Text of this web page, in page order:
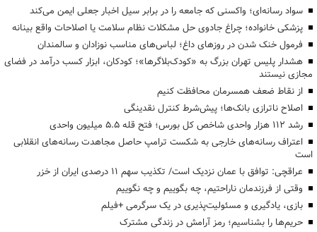
سواد رسانه‌ای؛ واکسنی که جامعه را در برابر سیل اخبار جعلی ایمن می‌کند
پزشکی خانواده؛ چراغ جادوی حل مشکلات نظام سلامت یا اصلاحات واقع بینانه
فرمول خنک شدن در روزهای داغ؛ لباس‌های مناسب نوزادان و سالمندان
هشدار پلیس تهران بزرگ به «کودک‌بلاگرها»؛ کودکان، ابزار کسب درآمد در فضای
مجازی نیستند
از نقاط ضعف همسرمان محافظت کنیم
اصلاح ناترازی بانک‌ها؛ پیش‌شرط کنترل نقدینگی
رشد ۱۱۲ هزار واحدی شاخص کل بورس؛ فتح قله ۵.۵ میلیون واحدی
اعتراف رسانه‌های خارجی به شکست ترامپ حاصل مجاهدت رسانه‌های انقلابی
است
عراقچی: توافق با عمان نزدیک است/ تکذیب سهم ۱۱ درصدی ایران از خزر
وقتی از فرزندمان ناراحتیم، چه بگوییم و چه نگوییم
بازی، یادگیری و مسئولیت‌پذیری در یک سرگرمی +فیلم
حریم‌ها را بشناسیم؛ رمز آرامش در زندگی مشترک